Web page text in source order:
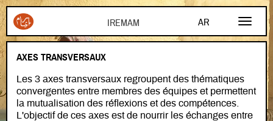
AR
FR
Aller au contenu principal
AXES TRANSVERSAUX
Les 3 axes transversaux regroupent des thématiques
convergentes entre membres des équipes et permettent
la mutualisation des réflexions et des compétences.
L'objectif de ces axes est de nourrir les échanges entre